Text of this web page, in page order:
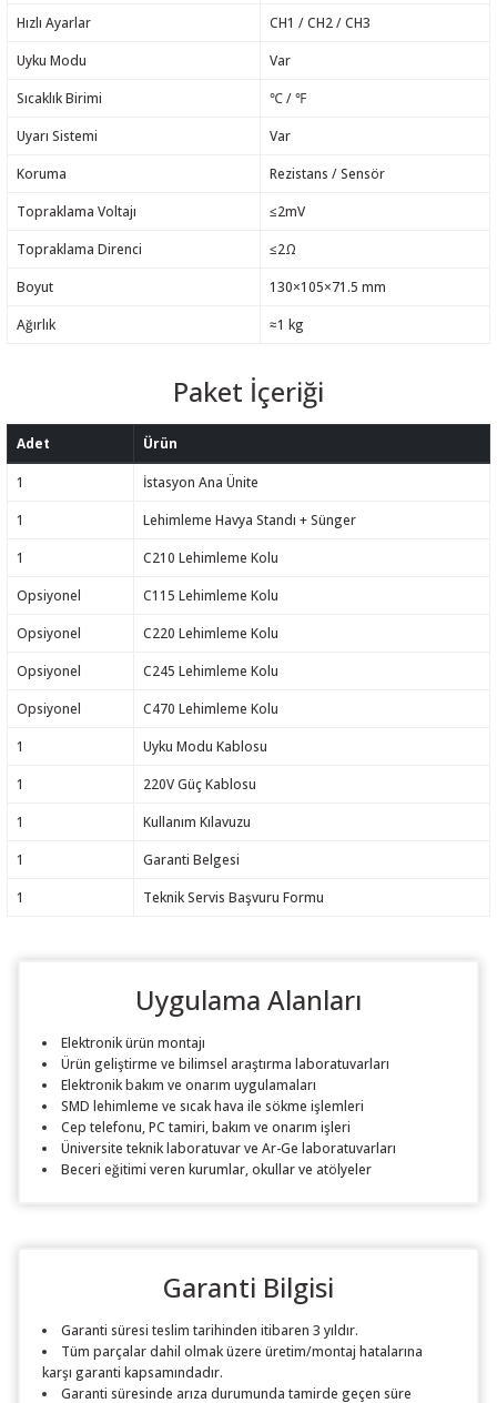
Hızlı Ayarlar CH1 / CH2 / CH3
Uyku Modu Var
Sıcaklık Birimi ℃ / ℉
Uyarı Sistemi Var
Koruma Rezistans / Sensör
Topraklama Voltajı ≤2mV
Topraklama Direnci ≤2Ω
Boyut 130×105×71.5 mm
Ağırlık ≈1 kg
Paket İçeriği
Adet Ürün
1 İstasyon Ana Ünite
1 Lehimleme Havya Standı + Sünger
1 C210 Lehimleme Kolu
Opsiyonel C115 Lehimleme Kolu
Opsiyonel C220 Lehimleme Kolu
Opsiyonel C245 Lehimleme Kolu
Opsiyonel C470 Lehimleme Kolu
1 Uyku Modu Kablosu
1 220V Güç Kablosu
1 Kullanım Kılavuzu
1 Garanti Belgesi
1 Teknik Servis Başvuru Formu
Uygulama Alanları
Elektronik ürün montajı
Ürün geliştirme ve bilimsel araştırma laboratuvarları
Elektronik bakım ve onarım uygulamaları
SMD lehimleme ve sıcak hava ile sökme işlemleri
Cep telefonu, PC tamiri, bakım ve onarım işleri
Üniversite teknik laboratuvar ve Ar-Ge laboratuvarları
Beceri eğitimi veren kurumlar, okullar ve atölyeler
Garanti Bilgisi
Garanti süresi teslim tarihinden itibaren 3 yıldır.
Tüm parçalar dahil olmak üzere üretim/montaj hatalarına
karşı garanti kapsamındadır.
Garanti süresinde arıza durumunda tamirde geçen süre